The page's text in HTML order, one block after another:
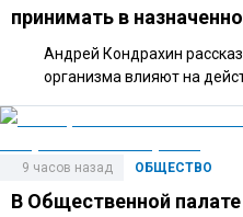
принимать в
Андрей Кондрахин
организма влияют на
ОБЩЕСТВО
9 часов назад
В Общественной